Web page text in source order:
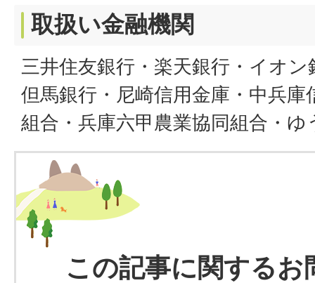
取扱い金融機関
三井住友銀行・楽天銀行・イオ
但馬銀行・尼崎信用金庫・中兵庫
組合・兵庫六甲農業協同組合・
この記事に関するお